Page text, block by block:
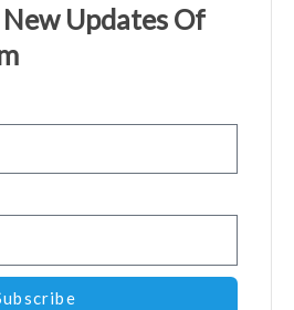
Updates Of